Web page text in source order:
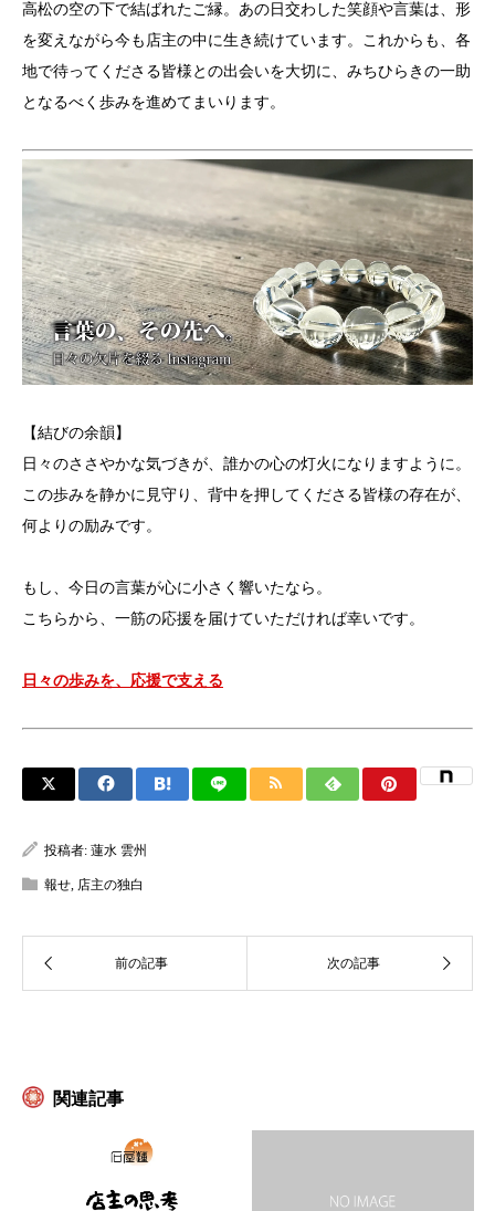
高松の空の下で結ばれたご縁。あの日交わした笑顔や言葉は、形
を変えながら今も店主の中に生き続けています。これからも、各
地で待ってくださる皆様との出会いを大切に、みちひらきの一助
となるべく歩みを進めてまいります。
【結びの余韻】
日々のささやかな気づきが、誰かの心の灯火になりますように。
この歩みを静かに見守り、背中を押してくださる皆様の存在が、
何よりの励みです。
もし、今日の言葉が心に小さく響いたなら。
こちらから、一筋の応援を届けていただければ幸いです。
日々の歩みを、応援で支える
投稿者: 蓮水 雲州
報せ, 店主の独白
関連記事